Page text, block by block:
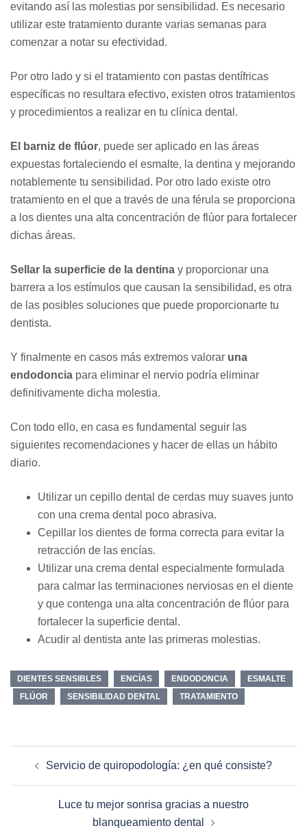
evitando así las molestias por sensibilidad. Es necesario
utilizar este tratamiento durante varias semanas para
comenzar a notar su efectividad.
Por otro lado y si el tratamiento con pastas dentífricas
específicas no resultara efectivo, existen otros tratamientos
y procedimientos a realizar en tu clínica dental.
El barniz de flúor, puede ser aplicado en las áreas
expuestas fortaleciendo el esmalte, la dentina y mejorando
notablemente tu sensibilidad. Por otro lado existe otro
tratamiento en el que a través de una férula se proporciona
a los dientes una alta concentración de flúor para fortalecer
dichas áreas.
Sellar la superficie de la dentina y proporcionar una
barrera a los estímulos que causan la sensibilidad, es otra
de las posibles soluciones que puede proporcionarte tu
dentista.
Y finalmente en casos más extremos valorar una
endodoncia para eliminar el nervio podría eliminar
definitivamente dicha molestia.
Con todo ello, en casa es fundamental seguir las
siguientes recomendaciones y hacer de ellas un hábito
diario.
Utilizar un cepillo dental de cerdas muy suaves junto
con una crema dental poco abrasiva.
Cepillar los dientes de forma correcta para evitar la
retracción de las encías.
Utilizar una crema dental especialmente formulada
para calmar las terminaciones nerviosas en el diente
y que contenga una alta concentración de flúor para
fortalecer la superficie dental.
Acudir al dentista ante las primeras molestias.
DIENTES SENSIBLES ENCÍAS ENDODONCIA
ESMALTE
FLÚOR
SENSIBILIDAD DENTAL TRATAMIENTO
Servicio de quiropodología: ¿en qué consiste?
Luce tu mejor sonrisa gracias a nuestro
blanqueamiento dental